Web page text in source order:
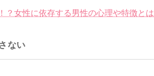
？女性に依存する男性の心理や特徴とは
ない